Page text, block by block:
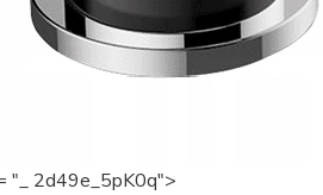
"_ 2d49e_5pK0q">